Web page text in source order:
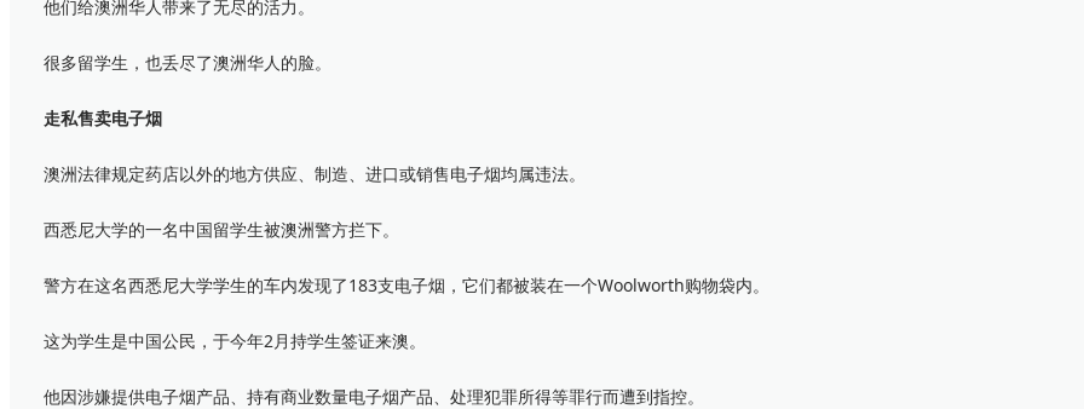
他们给澳洲华人带来了无尽的活力。
很多留学生，也丢尽了澳洲华人的脸。
走私售卖电子烟
澳洲法律规定药店以外的地方供应、制造、进口或销售电子烟均属违法。
西悉尼大学的一名中国留学生被澳洲警方拦下。
警方在这名西悉尼大学学生的车内发现了183支电子烟，它们都被装在一个Woolworth购物袋内。
这为学生是中国公民，于今年2月持学生签证来澳。
他因涉嫌提供电子烟产品、持有商业数量电子烟产品、处理犯罪所得等罪行而遭到指控。